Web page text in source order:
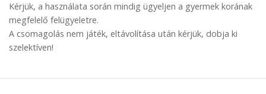
Kérjük, a használata során mindig ügyeljen a gyermek korának
megfelelő felügyeletre.
A csomagolás nem játék, eltávolítása után kérjük, dobja ki
szelektíven!